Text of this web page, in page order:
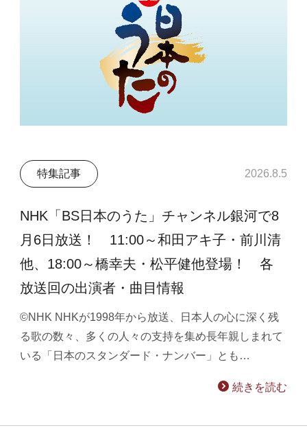
特集記事 2026.8.5
NHK「BS日本のうた」チャンネル銀河で8
月6日放送！ 11:00～和田アキ子・前川清
他、18:00～橋幸夫・松平健他登場！ 各
放送回の出演者・曲目情報
©NHK NHKが1998年から放送、日本人の心に深く残
る歌の数々、多くの人々の支持を集め長年親しまれて
いる「日本のスタンダード・ナンバー」とも…
続きを読む